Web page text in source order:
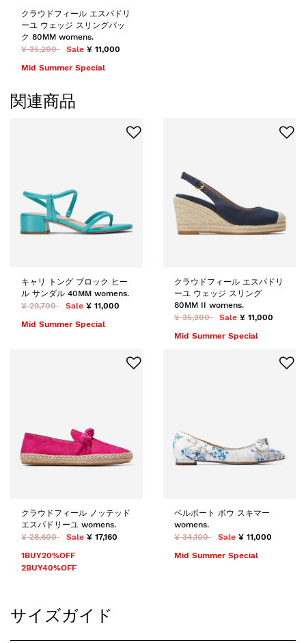
クラウドフィール エスパドリ
ーユ ウェッジ スリングバッ
ク 80MM womens.
¥ 35,200
Sale ¥ 11,000
Mid Summer Special
関連商品
キャリ トング ブロック ヒー
ル サンダル 40MM womens.
¥ 29,700
Sale ¥ 11,000
Mid Summer Special
クラウドフィール エスパドリ
ーユ ウェッジ スリング
80MM II womens.
¥ 35,200
Sale ¥ 11,000
Mid Summer Special
クラウドフィール ノッテッド
エスパドリーユ womens.
¥ 28,600
Sale ¥ 17,160
1BUY20%OFF
2BUY40%OFF
ベルポート ボウ スキマー
womens.
¥ 34,100
Sale ¥ 11,000
Mid Summer Special
サイズガイド